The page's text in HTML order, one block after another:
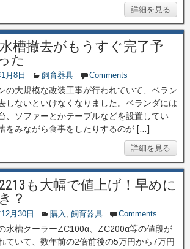
詳細を見る
槽撤去がもうすぐ完了予
た
月8日 飼育器具 Comments
の大規模な改装工事が行われていて、ベラン
しないといけなくなりました。ベランダには
、ソファーとかテーブルなどを設置してい
をみながら食事をしたりするのが […]
詳細を見る
も大幅で値上げ！早めに
？
月30日 購入 , 飼育器具 Comments
水槽クーラーZC100α、ZC200α等の値段が
ていて、数年前の2倍前後の5万円から7万円